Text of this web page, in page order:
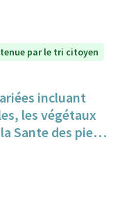
par le tri citoyen
incluant
les végétaux
Sante des pieds